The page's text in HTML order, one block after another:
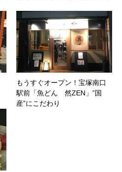
もうすぐオープン！宝塚南口
駅前「魚どん 然ZEN」”国
産”にこだわり